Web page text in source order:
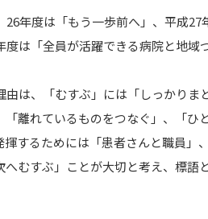
年度は「もう一歩前へ」、平成27
は「全員が活躍できる病院と地域
は、「むすぶ」には「しっかりま
離れているものをつなぐ」、「ひ
するためには「患者さんと職員」
むすぶ」ことが大切と考え、標語